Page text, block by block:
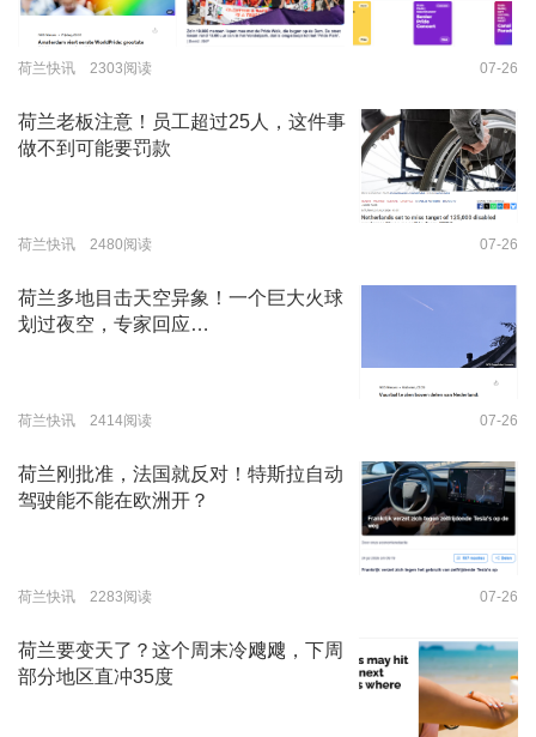
荷兰快讯 2303阅读 07-26
荷兰老板注意！员工超过25人，这件事
做不到可能要罚款
荷兰快讯 2480阅读 07-26
荷兰多地目击天空异象！一个巨大火球
划过夜空，专家回应…
荷兰快讯 2414阅读 07-26
荷兰刚批准，法国就反对！特斯拉自动
驾驶能不能在欧洲开？
荷兰快讯 2283阅读 07-26
荷兰要变天了？这个周末冷飕飕，下周
部分地区直冲35度